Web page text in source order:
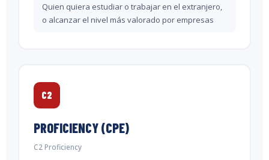
Quien quiera estudiar o trabajar en el extranjero,
o alcanzar el nivel más valorado por empresas
C2
PROFICIENCY (CPE)
C2 Proficiency